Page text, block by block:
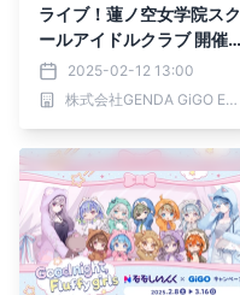
ライブ！蓮ノ空女学院スク
ールアイドルクラブ 開催
のお知らせ
2025-02-12 13:00
株式会社GENDA GiGO Entertainment